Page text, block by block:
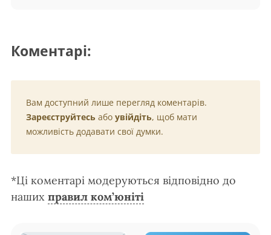
Коментарі:
Вам доступний лише перегляд коментарів.
Зареєструйтесь або увійдіть, щоб мати
можливість додавати свої думки.
*Ці коментарі модеруються відповідно до
наших правил ком’юніті